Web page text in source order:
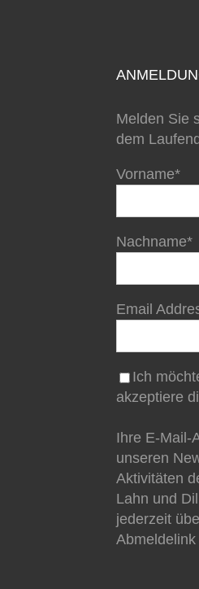
Melden Sie
dem
Vorname*
Nachname*
Email
Ich
akzeptiere
Ihre E-Mail-
unseren
Aktivitäten
Lahn und
jederzeit